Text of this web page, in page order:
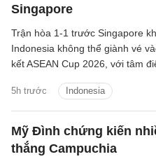
Singapore
5h trước Indonesia
Trận hòa 1-1 trước Singapore
Indonesia không thể giành vé
kết ASEAN Cup 2026, với tâm
Salim.
Mỹ Đình chứng kiến
thắng Campuchia